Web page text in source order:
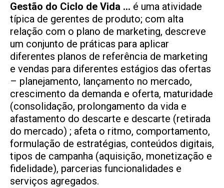
Gestão do Ciclo de Vida … é uma atividade
típica de gerentes de produto; com alta
relação com o plano de marketing, descreve
um conjunto de práticas para aplicar
diferentes planos de referência de marketing
e vendas para diferentes estágios das ofertas
– planejamento, lançamento no mercado,
crescimento da demanda e oferta, maturidade
(consolidação, prolongamento da vida e
afastamento do descarte e descarte (retirada
do mercado) ; afeta o ritmo, comportamento,
formulação de estratégias, conteúdos digitais,
tipos de campanha (aquisição, monetização e
fidelidade), parcerias funcionalidades e
serviços agregados.